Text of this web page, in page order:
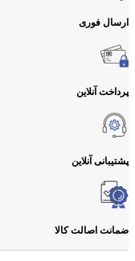
ارسال فوری
پرداخت آنلاین
پشتیبانی آنلاین
ضمانت اصالت کالا